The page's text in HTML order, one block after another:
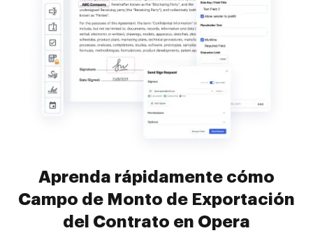
Aprenda rápidamente cómo
Campo de Monto de Exportación
del Contrato en Opera